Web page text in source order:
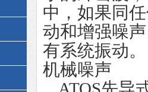
中，如果同
动和增强噪
有系统振动。
机械噪声